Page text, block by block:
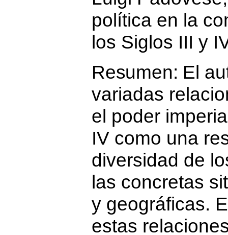
política en la
los Siglos III y
Resumen: El
variadas
el poder
IV como una
diversidad de
las concretas
y geográficas.
estas